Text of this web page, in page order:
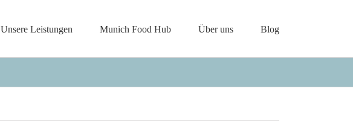
Unsere Leistungen Munich Food Hub Über uns Blog